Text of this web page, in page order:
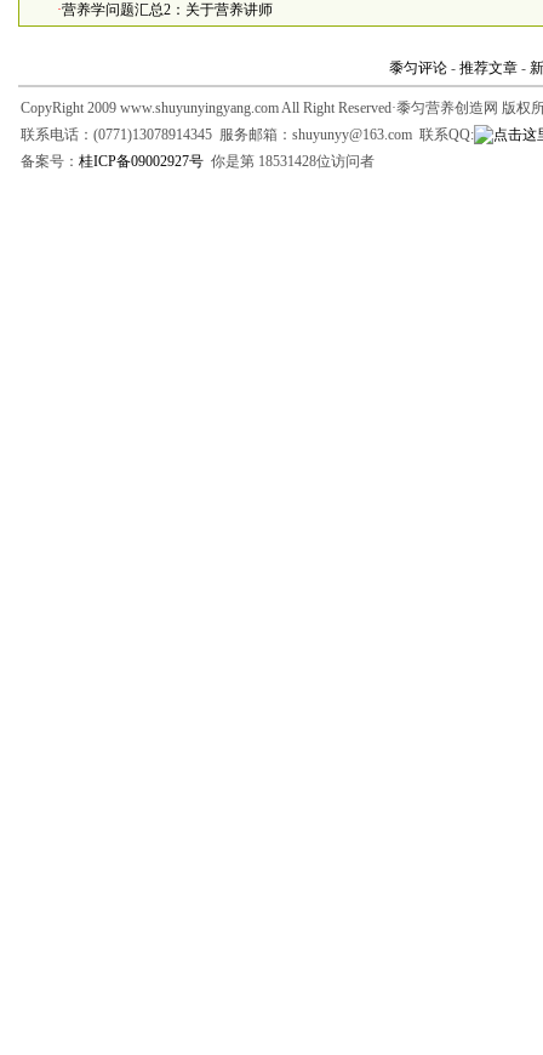
·营养学问题汇总2：关于营养讲师
黍匀评论 - 推荐文章 -
CopyRight 2009 www.shuyunyingyang.com All Right Reserved·黍匀营养创造网 版权
联系电话：(0771)13078914345 服务邮箱：shuyunyy@163.com 联系QQ:
备案号： 桂ICP备09002927号 你是第 18531428位访问者